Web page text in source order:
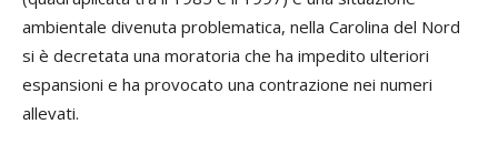
ambientale divenuta problematica, nella Carolina del Nord
si è decretata una moratoria che ha impedito ulteriori
espansioni e ha provocato una contrazione nei numeri
allevati.